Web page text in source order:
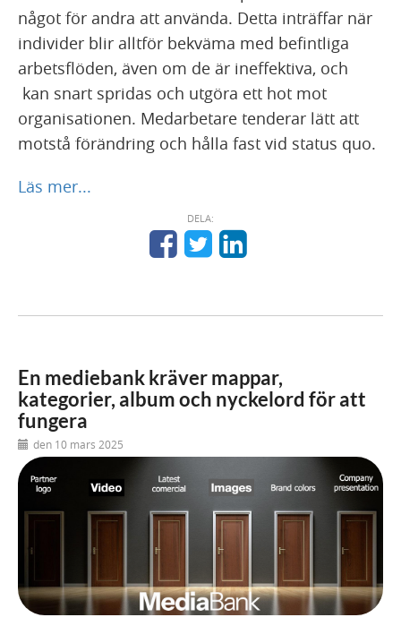
något för andra att använda. Detta inträffar när
individer blir alltför bekväma med befintliga
arbetsflöden, även om de är ineffektiva, och
kan snart spridas och utgöra ett hot mot
organisationen. Medarbetare tenderar lätt att
motstå förändring och hålla fast vid status quo.
Läs mer...
DELA:
En mediebank kräver mappar,
kategorier, album och nyckelord för att
fungera
den 10 mars 2025